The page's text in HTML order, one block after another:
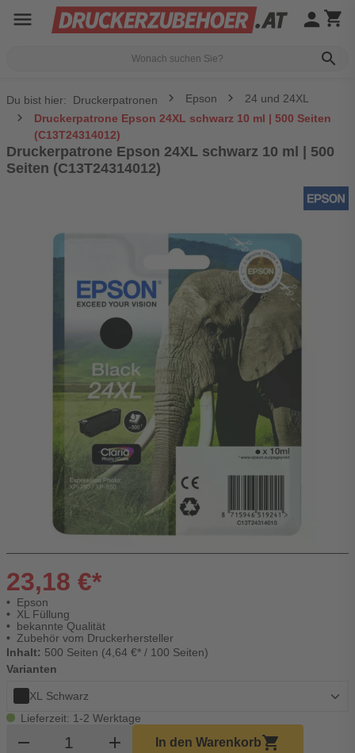
menu
search
person shopping_cart
Du bist hier: Druckerpatronen Epson
24 und 24XL
Druckerpatrone Epson 24XL schwarz 10 ml | 500 Seiten
(C13T24314012)
Druckerpatrone Epson 24XL schwarz 10 ml | 500
Seiten (C13T24314012)
23,18 €*
Epson
XL Füllung
bekannte Qualität
Zubehör vom Druckerhersteller
Inhalt: 500 Seiten (4,64 €* / 100 Seiten)
Varianten
XL Schwarz
Lieferzeit: 1-2 Werktage
remove Produkt Warenkorb Menge
add In den Warenkorbshopping_cart